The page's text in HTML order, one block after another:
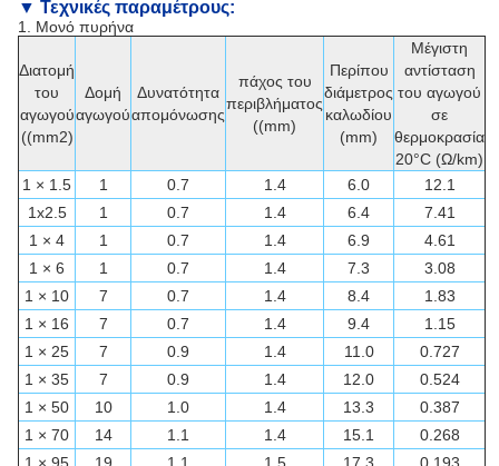
▼ Τεχνικές παραμέτρους:
1. Μονό πυρήνα
Διατομή
του
αγωγού
((mm2)
Δομή
αγωγού
Δυνατότητα
απομόνωσης
πάχος του
περιβλήματος
((mm)
Περίπου
διάμετρος
καλωδίου
(mm)
Μέγιστη
αντίσταση
του αγωγού
σε
θερμοκρασία
20°C (Ω/km)
1 × 1.5
1 0.7 1.4 6.0
12.1
1x2.5
1 0.7 1.4 6.4
7.41
1 × 4
1 0.7 1.4 6.9
4.61
1 × 6
1 0.7 1.4 7.3
3.08
1 × 10
7 0.7 1.4 8.4
1.83
1 × 16
7 0.7 1.4 9.4
1.15
1 × 25
7 0.9 1.4 11.0
0.727
1 × 35
7 0.9 1.4 12.0
0.524
1 × 50
10 1.0 1.4 13.3
0.387
1 × 70
14 1.1 1.4 15.1
0.268